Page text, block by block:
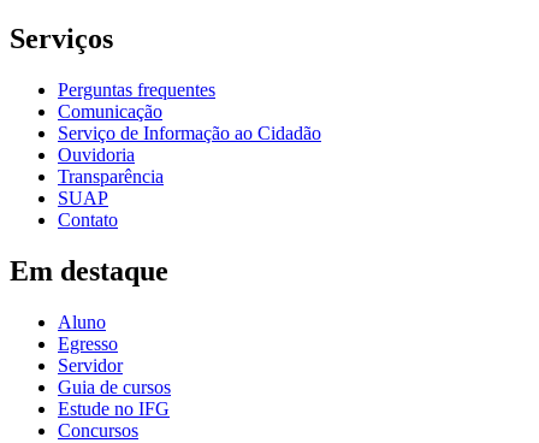
Serviços
Perguntas frequentes
Comunicação
Serviço de Informação ao Cidadão
Ouvidoria
Transparência
SUAP
Contato
Em destaque
Aluno
Egresso
Servidor
Guia de cursos
Estude no IFG
Concursos